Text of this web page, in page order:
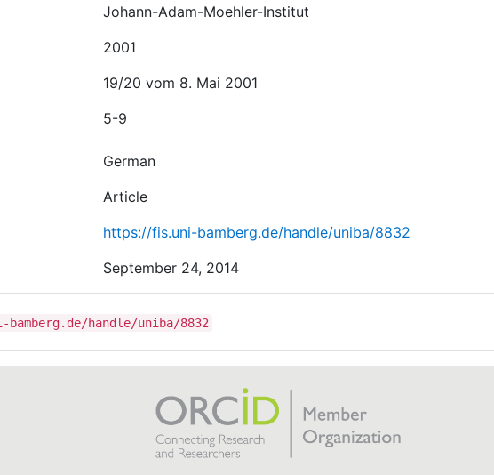
Johann-Adam-Moehler-Institut
2001
19/20 vom 8. Mai 2001
5-9
German
Article
https://fis.uni-bamberg.de/handle/uniba/8832
September 24, 2014
handle/uniba/8832